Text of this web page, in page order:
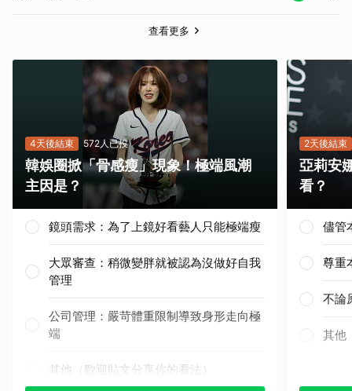
查看更多
4天後結束 572人已投
韓娛圈掀「骨感瘦」現象！極端風潮
主因是？
鏡頭需求：為了上鏡好看藝人只能極端瘦
大眾審查：稍微變胖就被認為沒做好自我
管理
公司管理：嚴苛體重限制導致身形走向極
端
其他（歡迎貼文分享你的看法）
2天後結束
亞莉安
看？
儘管
尊重
不論
其他